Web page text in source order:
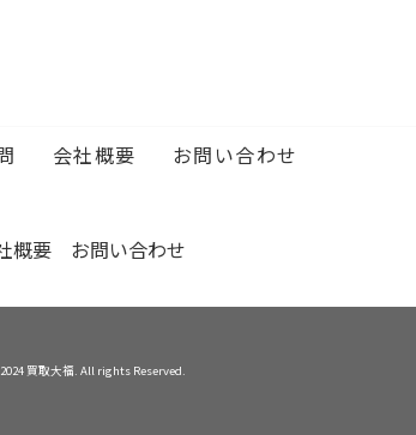
会社概要 お問い合わせ
概要 お問い合わせ
買取大福. All rights Reserved.